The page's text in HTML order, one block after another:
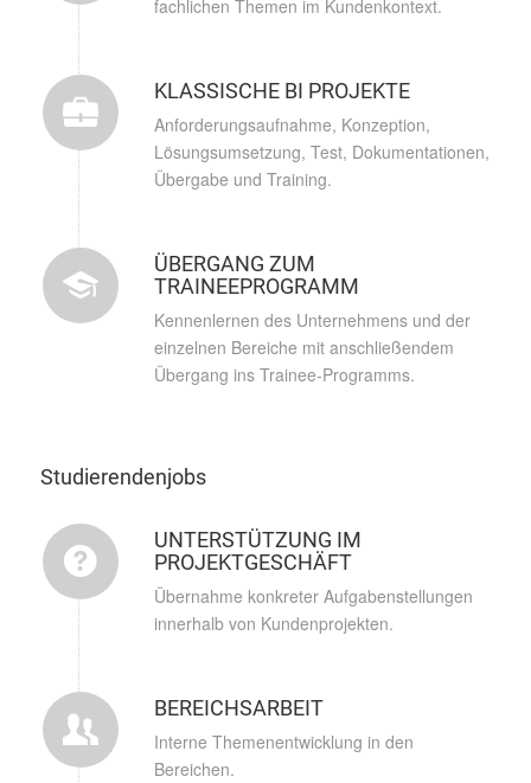
fachlichen Themen im Kundenkontext.
KLASSISCHE BI PROJEKTE
Anforderungsaufnahme, Konzeption,
Lösungsumsetzung, Test, Dokumentationen,
Übergabe und Training.
ÜBERGANG ZUM
TRAINEEPROGRAMM
Kennenlernen des Unternehmens und der
einzelnen Bereiche mit anschließendem
Übergang ins Trainee-Programms.
Studierendenjobs
UNTERSTÜTZUNG IM
PROJEKTGESCHÄFT
Übernahme konkreter Aufgabenstellungen
innerhalb von Kundenprojekten.
BEREICHSARBEIT
Interne Themenentwicklung in den
Bereichen.